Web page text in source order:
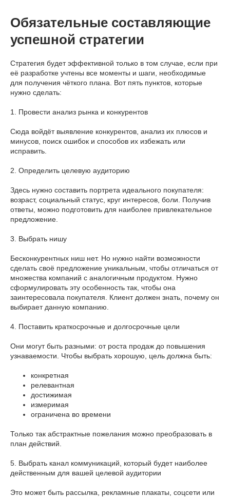
Обязательные составляющие
успешной стратегии
Стратегия будет эффективной только в том случае, если при
её разработке учтены все моменты и шаги, необходимые
для получения чёткого плана. Вот пять пунктов, которые
нужно сделать:
1. Провести анализ рынка и конкурентов
Сюда войдёт выявление конкурентов, анализ их плюсов и
минусов, поиск ошибок и способов их избежать или
исправить.
2. Определить целевую аудиторию
Здесь нужно составить портрета идеального покупателя:
возраст, социальный статус, круг интересов, боли. Получив
ответы, можно подготовить для наиболее привлекательное
предложение.
3. Выбрать нишу
Бесконкурентных ниш нет. Но нужно найти возможности
сделать своё предложение уникальным, чтобы отличаться от
множества компаний с аналогичным продуктом. Нужно
сформулировать эту особенность так, чтобы она
заинтересовала покупателя. Клиент должен знать, почему он
выбирает данную компанию.
4. Поставить краткосрочные и долгосрочные цели
Они могут быть разными: от роста продаж до повышения
узнаваемости. Чтобы выбрать хорошую, цель должна быть:
конкретная
релевантная
достижимая
измеримая
ограничена во времени
Только так абстрактные пожелания можно преобразовать в
план действий.
5. Выбрать канал коммуникаций, который будет наиболее
действенным для вашей целевой аудитории
Это может быть рассылка, рекламные плакаты, соцсети или